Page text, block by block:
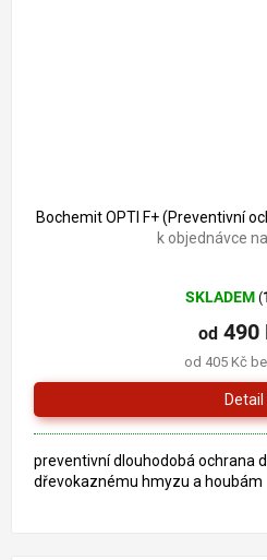
Bochemit OPTI F+ (Preventivní
k objednávce
je
5,0
z
5
SKLADEM (
od 405 Kč
od 490
Detail
preventivní dlouhodobá ochrana
dřevokaznému hmyzu a houbám